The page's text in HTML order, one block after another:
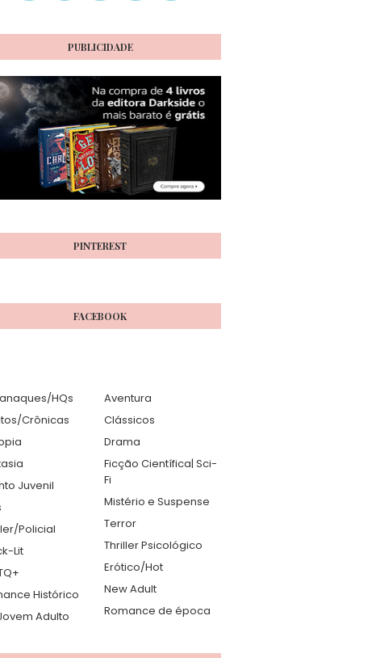
PUBLICIDADE
PINTEREST
FACEBOOK
HQs
Aventura
Crônicas
Clássicos
Drama
Ficção Científica| Sci-
Fi
Juvenil
Mistério e Suspense
Terror
Policial
Thriller Psicológico
Lit
Erótico/Hot
New Adult
Histórico
Romance de época
Adulto